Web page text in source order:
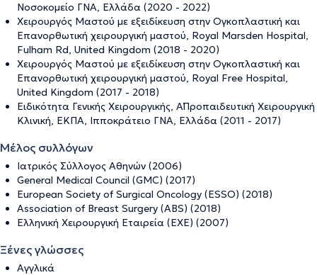
Νοσοκομείο ΓΝΑ, Ελλάδα (2020 - 2022)
Χειρουργός Μαστού με εξειδίκευση στην Ογκοπλαστική και
Επανορθωτική χειρουργική μαστού, Royal Marsden Hospital,
Fulham Rd, United Kingdom (2018 - 2020)
Χειρουργός Μαστού με εξειδίκευση στην Ογκοπλαστική και
Επανορθωτική χειρουργική μαστού, Royal Free Hospital,
United Kingdom (2017 - 2018)
Ειδικότητα Γενικής Χειρουργικής, Α΄Προπαιδευτική Χειρουργική
Κλινική, ΕΚΠΑ, Ιπποκράτειο ΓΝΑ, Ελλάδα (2011 - 2017)
Μέλος συλλόγων
Ιατρικός Σύλλογος Αθηνών (2006)
General Medical Council (GMC) (2017)
European Society of Surgical Oncology (ESSO) (2018)
Association of Breast Surgery (ABS) (2018)
Ελληνική Χειρουργική Εταιρεία (ΕΧΕ) (2007)
Ξένες γλώσσες
Αγγλικά